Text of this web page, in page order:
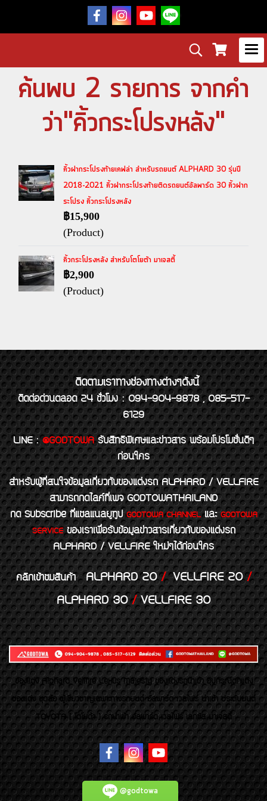
ค้นพบ 2 รายการ จากคำ
ว่า"คิ้วกระโปรงหลัง"
คิ้วฝากระโปรงท้ายเคฟล่า สำหรับรถยนต์ ALPHARD 30 รุ่นปี
2018-2021 คิ้วฝากระโปรงท้ายติดรถยนต์อัลพาร์ด 30 คิ้วฝาก
ระโปรง คิ้วกระโปรงหลัง
฿15,900
(Product)
คิ้วกระโปรงหลัง สำหรับโตโยต้า มาเจสตี้
฿2,900
(Product)
ติดตามเราทางช่องทางต่างๆดังนี้
ติดต่อด่วนตลอด 24 ชั่วโมง : 094-904-9878 , 085-517-
6129
LINE : @GODTOWA รับสิทธิพิเศษและข่าวสาร พร้อมโปรโมชั่นดีๆ
ก่อนใคร
สำหรับผู้ที่สนใจข้อมูลเกี่ยวกับของแต่งรถ ALPHARD / VELLFIRE
สามารถกดไลค์ที่เพจ GODTOWATHAILAND
กด Subscribe ที่แชลแนลยูทูปGODTOWA CHANNELและGODTOWA
SERVICEของเราเพื่อรับข้อมูลข่าวสารเกี่ยวกับของแต่งรถ
ALPHARD / VELLFIRE ใหม่ๆได้ก่อนใคร
คลิกเข้าชมสินค้า ALPHARD 20/VELLFIRE 20/
ALPHARD 30/VELLFIRE 30
ของเเต่ง Alphard Vellfire Lexus Majesty ของเเต่งรถนำเข้า อุปกรณ์ตกแต่ง
ของแต่ง ชุดล้อ ผู้เชี่ยวชาญเฉพาะทางรถยนต์ อัลพาร์ด เวลไฟร์ นำเข้า ประดับยนต์
TOYOTA ( โตโยต้า ) รถนำเข้า อัลพาร์ด เวลไฟร์ เลกซัส มาเจสตี้
@godtowa